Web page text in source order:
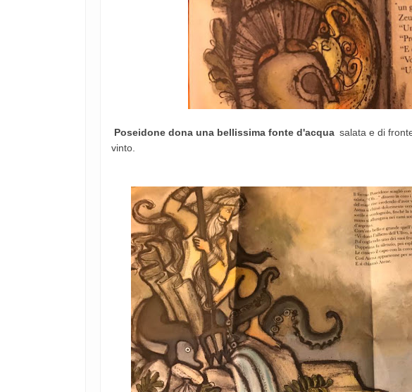
Poseidone dona una bellissima fonte d'acqua salata e di
vinto.